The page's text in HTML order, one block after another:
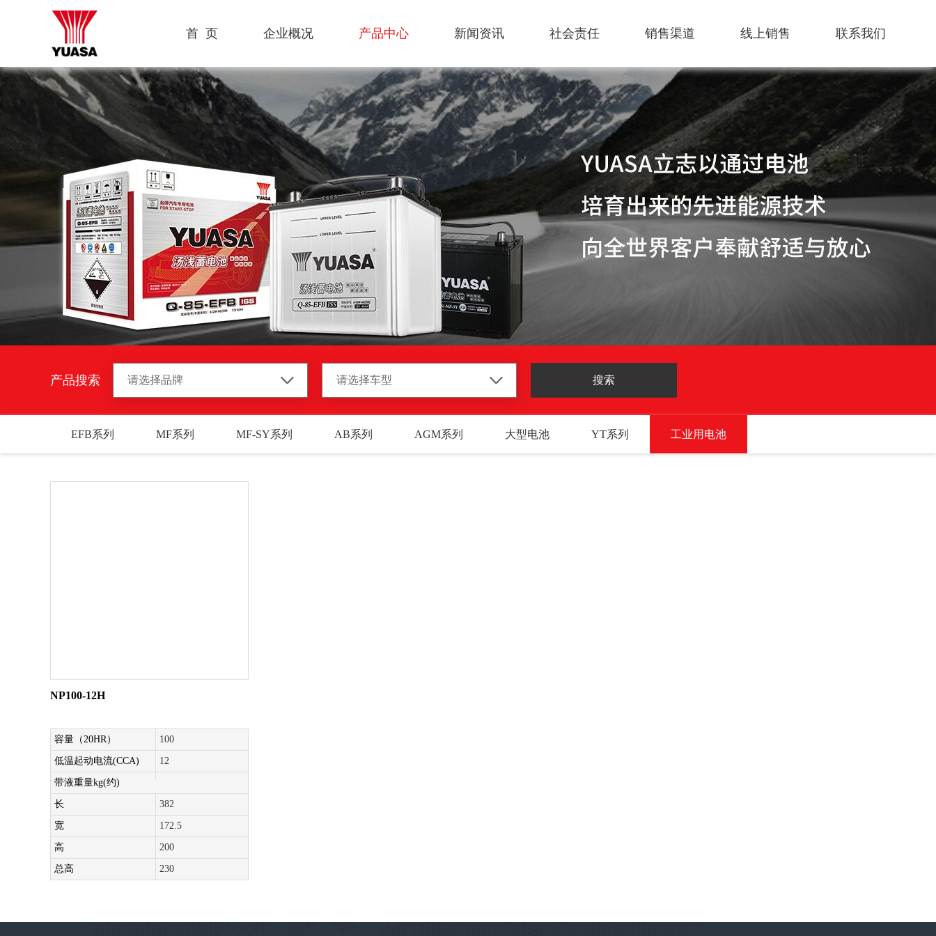
首 页 企业概况 产品中心 新闻资讯 社会责任 销售渠道 线上销售 联系我们
产品搜索
EFB系列 MF系列 MF-SY系列 AB系列 AGM系列 大型电池 YT系列 工业用电池
NP100-12H
容量（20HR） 100
低温起动电流(CCA) 12
带液重量kg(约)
长 382
宽 172.5
高 200
总高 230